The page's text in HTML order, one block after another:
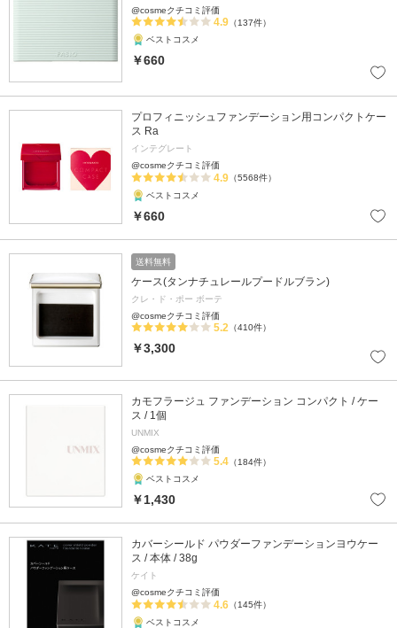
@cosmeクチコミ評価
4.9 （137件）
ベストコスメ
￥660
プロフィニッシュファンデーション用コンパクトケー
ス Ra
インテグレート
@cosmeクチコミ評価
4.9 （5568件）
ベストコスメ
￥660
送料無料
ケース(タンナチュレールプードルブラン)
クレ・ド・ポー ボーテ
@cosmeクチコミ評価
5.2 （410件）
￥3,300
カモフラージュ ファンデーション コンパクト / ケー
ス / 1個
UNMIX
@cosmeクチコミ評価
5.4 （184件）
ベストコスメ
￥1,430
カバーシールド パウダーファンデーションヨウケー
ス / 本体 / 38g
ケイト
@cosmeクチコミ評価
4.6 （145件）
ベストコスメ